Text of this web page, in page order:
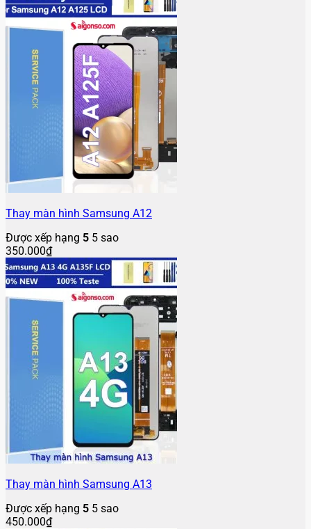
Thay màn hình Samsung A12
Được xếp hạng 5 5 sao
350.000₫
Thay màn hình Samsung A13
Được xếp hạng 5 5 sao
450.000₫